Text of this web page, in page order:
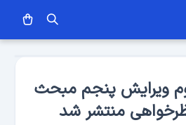
ویرایش پنجم مبحث